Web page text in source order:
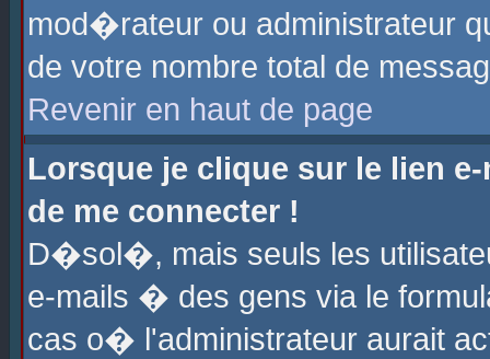
mod�rateur ou administrateur
de votre nombre total de
Revenir en haut de page
Lorsque je clique sur le lien
de me connecter !
D�sol�, mais seuls les
e-mails � des gens via le
cas o� l'administrateur aurait